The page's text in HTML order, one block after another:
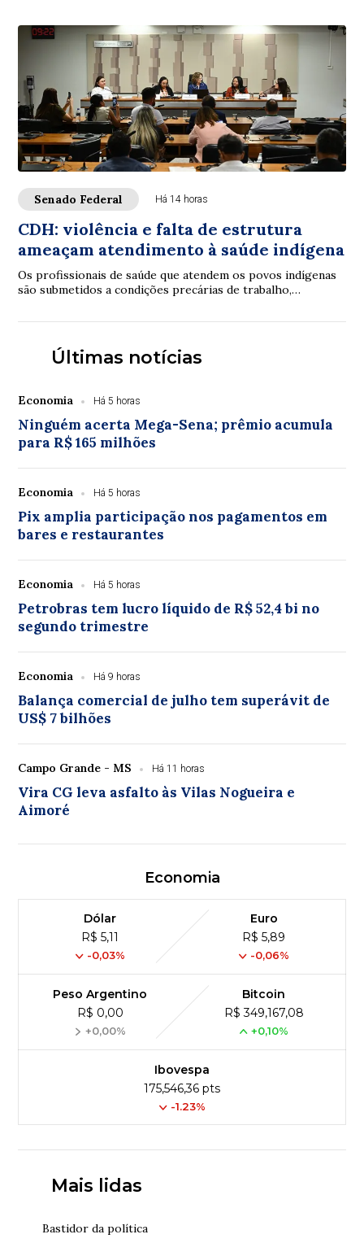
Senado Federal Há 14 horas
CDH: violência e falta de estrutura
ameaçam atendimento à saúde indígena
Os profissionais de saúde que atendem os povos indígenas
são submetidos a condições precárias de trabalho,
Últimas notícias
Economia Há 5 horas
Ninguém acerta Mega-Sena; prêmio acumula
para R$ 165 milhões
Economia Há 5 horas
Pix amplia participação nos pagamentos em
bares e restaurantes
Economia Há 5 horas
Petrobras tem lucro líquido de R$ 52,4 bi no
segundo trimestre
Economia Há 9 horas
Balança comercial de julho tem superávit de
US$ 7 bilhões
Campo Grande - MS Há 11 horas
Vira CG leva asfalto às Vilas Nogueira e
Aimoré
Economia
Dólar
R$ 5,11
-0,03%
Euro
R$ 5,89
-0,06%
Peso Argentino
R$ 0,00
+0,00%
Bitcoin
R$ 349,167,08
+0,10%
Ibovespa
175,546,36 pts
-1.23%
Mais lidas
Bastidor da política